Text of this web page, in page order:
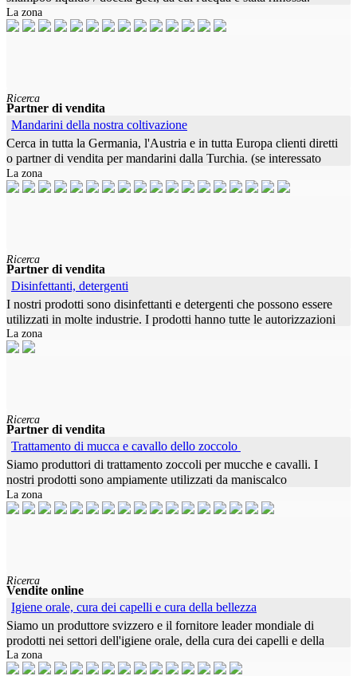
Pertanto, ha anche i vantaggi di un classico shampoo / doccia geel,
La zona
Ricerca
Partner di vendita
Mandarini della nostra coltivazione
Cerca in tutta la Germania, l'Austria e in tutta Europa clienti diretti
o partner di vendita per mandarini dalla Turchia. (se interessato
anche alla qualità biologica). Siamo coltivatori e abbiamo
La zona
Ricerca
Partner di vendita
Disinfettanti, detergenti
I nostri prodotti sono disinfettanti e detergenti che possono essere
utilizzati in molte industrie. I prodotti hanno tutte le autorizzazioni
di marketing. Disinfettante per l'igiene di fondo
La zona
Ricerca
Partner di vendita
Trattamento di mucca e cavallo dello zoccolo
Siamo produttori di trattamento zoccoli per mucche e cavalli. I
nostri prodotti sono ampiamente utilizzati da maniscalco
professionale e allevamento di bovini. Cerchiamo distributore /
agente /
La zona
Ricerca
Vendite online
Igiene orale, cura dei capelli e cura della bellezza
Siamo un produttore svizzero e il fornitore leader mondiale di
prodotti nei settori dell'igiene orale, della cura dei capelli e della
bellezza. La qualità dei nostri prodotti gode della massima
La zona